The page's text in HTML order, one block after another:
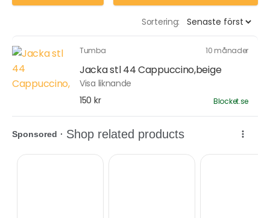
Sortering:
Tumba 10 månader
Jacka stl 44 Cappuccino,beige
Visa liknande
150 kr
Blocket.se